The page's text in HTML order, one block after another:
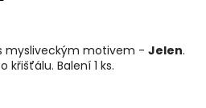
mysliveckým motivem - Jelen.
křišťálu. Balení 1 ks.